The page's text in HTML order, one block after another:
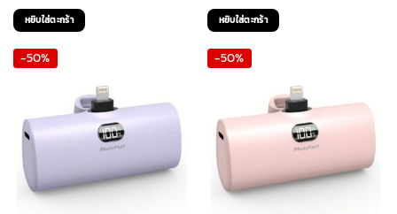
price
was:
1,390 ฿.
หยิบใส่ตะกร้า
price
was:
1,390 ฿.
หยิบใส่ตะกร้า
-50% -50%